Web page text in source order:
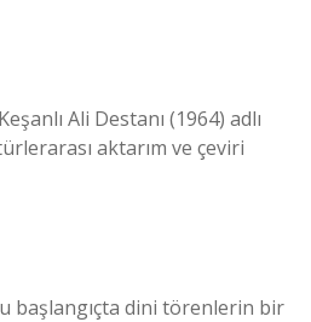
Ali Destanı (1964) adlı
aktarım ve çeviri
başlangıçta dini törenlerin bir